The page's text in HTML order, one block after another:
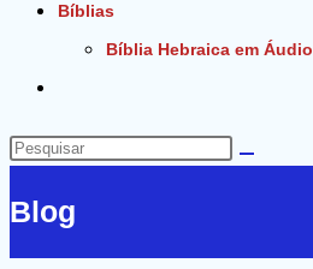
Bíblias
Bíblia Hebraica em Áudio
do
site
Pesquisar
site
Blog